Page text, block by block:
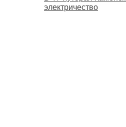
электричество